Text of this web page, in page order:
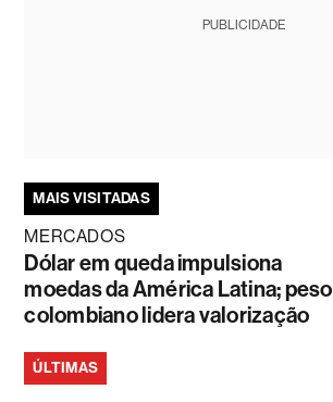
PUBLICIDADE
MAIS VISITADAS
MERCADOS
Dólar em queda impulsiona
moedas da América Latina; peso
colombiano lidera valorização
ÚLTIMAS